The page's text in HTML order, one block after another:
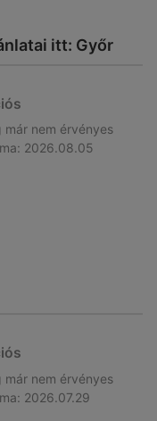
itt: Győr
már nem érvényes
2026.08.05
már nem érvényes
2026.07.29